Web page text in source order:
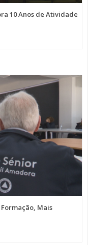
10 Anos de Atividade
Mais